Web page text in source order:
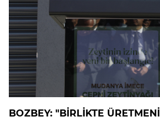
BOZBEY: "BİRLİKTE